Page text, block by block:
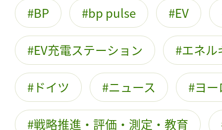
BP bp pulse EV
EV充電ステーション エネ
ドイツ ニュース ヨ
戦略推進・評価・測定・教育